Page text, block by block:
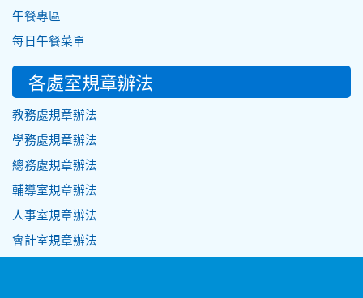
午餐專區
每日午餐菜單
各處室規章辦法
教務處規章辦法
學務處規章辦法
總務處規章辦法
輔導室規章辦法
人事室規章辦法
會計室規章辦法